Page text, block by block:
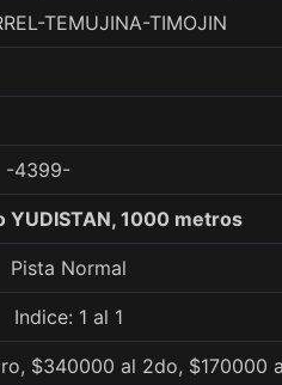
TEMUJINA-TIMOJIN
-4399-
YUDISTAN, 1000 metros
Pista Normal
Indice: 1 al 1
$340000 al 2do, $170000